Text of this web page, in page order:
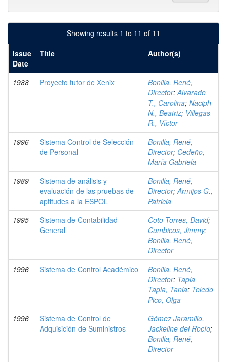
Showing results 1 to 11 of 11
Issue
Date
Title Author(s)
1988 Proyecto tutor de Xenix
Bonilla, René,
Director;Alvarado
T., Carolina; Naciph
N., Beatriz; Villegas
R., Víctor
1996
Sistema Control de Selección
de Personal
Bonilla, René,
Director; Cedeño,
María Gabriela
1989
Sistema de análisis y
evaluación de las pruebas de
aptitudes a la ESPOL
Bonilla, René,
Director;Armijos G.,
Patricia
1995
Sistema de Contabilidad
General
Coto Torres, David;
Cumbicos, Jimmy;
Bonilla, René,
Director
1996
Sistema de Control Académico
Bonilla, René,
Director; Tapia
Tapia, Tania; Toledo
Pico, Olga
1996
Sistema de Control de
Adquisición de Suministros
Gómez Jaramillo,
Jackeline del Rocío;
Bonilla, René,
Director